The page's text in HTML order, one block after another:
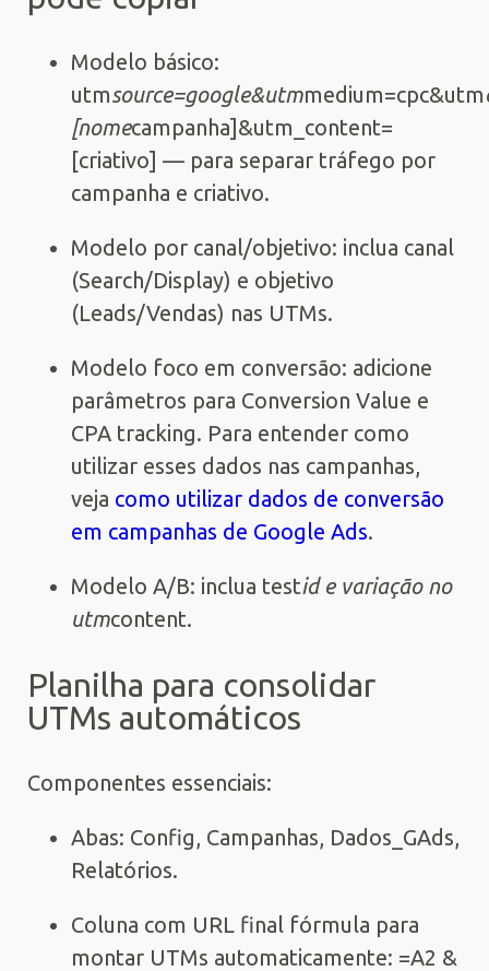
Modelo básico:
utmsource=google&utmmedium=cpc&utm
[nomecampanha]&utm_content=
[criativo] — para separar tráfego por
campanha e criativo.
Modelo por canal/objetivo: inclua canal
(Search/Display) e objetivo
(Leads/Vendas) nas UTMs.
Modelo foco em conversão: adicione
parâmetros para Conversion Value e
CPA tracking. Para entender como
utilizar esses dados nas campanhas,
veja como utilizar dados de conversão
em campanhas de Google Ads.
Modelo A/B: inclua testid e variação no
utmcontent.
Planilha para consolidar
UTMs automáticos
Componentes essenciais:
Abas: Config, Campanhas, Dados_GAds,
Relatórios.
Coluna com URL final fórmula para
montar UTMs automaticamente: =A2 &